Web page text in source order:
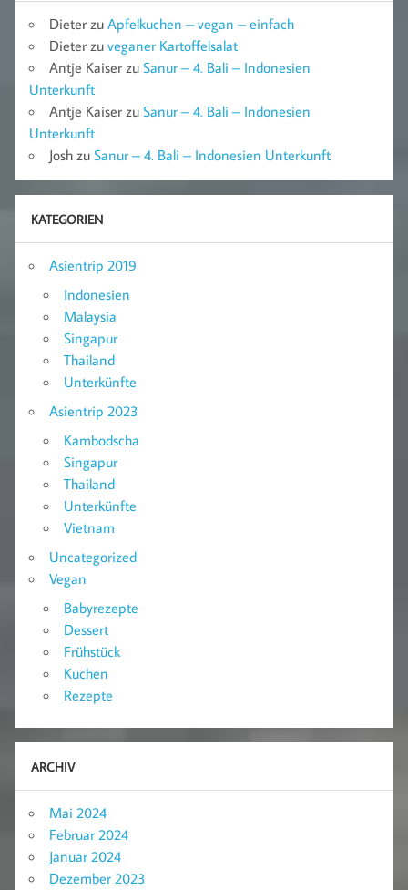
Dieter zu Apfelkuchen – vegan – einfach
Dieter zu veganer Kartoffelsalat
Antje Kaiser zu Sanur – 4. Bali – Indonesien
Unterkunft
Antje Kaiser zu Sanur – 4. Bali – Indonesien
Unterkunft
Josh zu Sanur – 4. Bali – Indonesien Unterkunft
KATEGORIEN
Asientrip 2019
Indonesien
Malaysia
Singapur
Thailand
Unterkünfte
Asientrip 2023
Kambodscha
Singapur
Thailand
Unterkünfte
Vietnam
Uncategorized
Vegan
Babyrezepte
Dessert
Frühstück
Kuchen
Rezepte
ARCHIV
Mai 2024
Februar 2024
Januar 2024
Dezember 2023